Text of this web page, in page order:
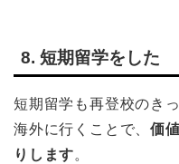
8. 短期留学をした
短期留学も再登校のき
海外に行くことで、価
りします。